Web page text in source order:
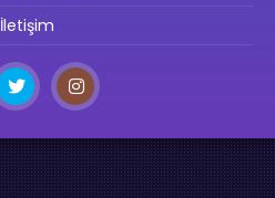
İletişim